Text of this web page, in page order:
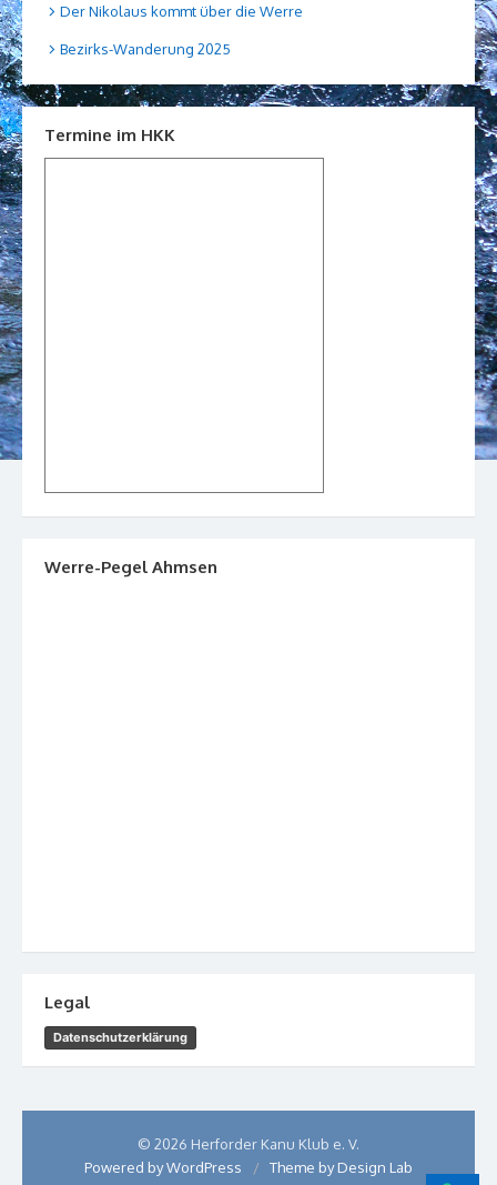
Der Nikolaus kommt über die Werre
Bezirks-Wanderung 2025
Termine im HKK
Werre-Pegel Ahmsen
Legal
Datenschutzerklärung
© 2026 Herforder Kanu Klub e. V.
Powered by WordPress
/ Theme by Design Lab